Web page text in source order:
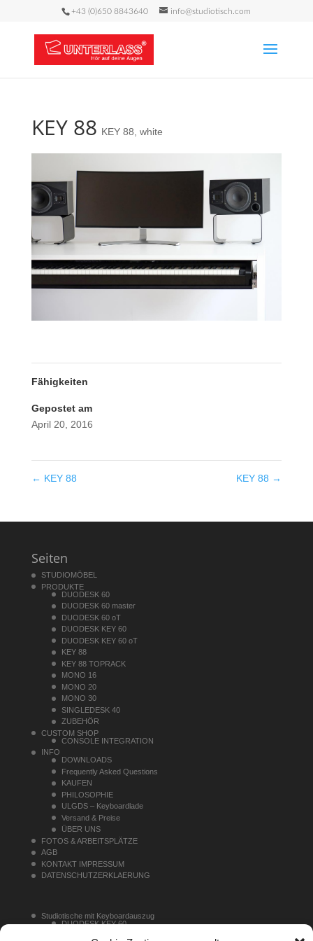
+43 (0)650 8843640 info@studiotisch.com
KEY 88 KEY 88 white
Fähigkeiten
Gepostet am
April 20, 2016
← KEY 88 KEY 88 →
Seiten
STUDIOMÖBEL
PRODUKTE
DUODESK 60
DUODESK 60 master
DUODESK 60 oT
DUODESK KEY 60
DUODESK KEY 60 oT
KEY 88
KEY 88 TOPRACK
MONO 16
MONO 20
MONO 30
SINGLEDESK 40
ZUBEHÖR
CUSTOM SHOP
CONSOLE INTEGRATION
INFO
DOWNLOADS
Frequently Asked Questions
KAUFEN
PHILOSOPHIE
ULGDS – Keyboardlade
Versand & Preise
ÜBER UNS
FOTOS & ARBEITSPLÄTZE
AGB
KONTAKT IMPRESSUM
DATENSCHUTZERKLAERUNG
Studiotische mit Keyboardauszug
DUODESK KEY 60